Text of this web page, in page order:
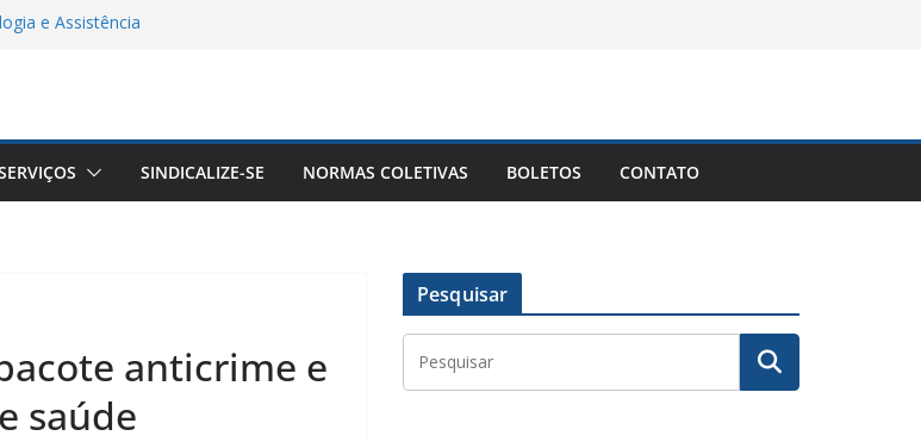
e Assistência
do Piso
SINDICALIZE-SE NORMAS COLETIVAS BOLETOS CONTATO
anticrime e
saúde
Pesquisar